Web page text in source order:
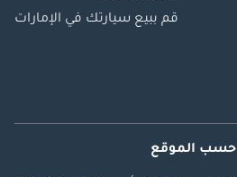
قم ببيع سيارتك في الإمارات
حسب الموقع